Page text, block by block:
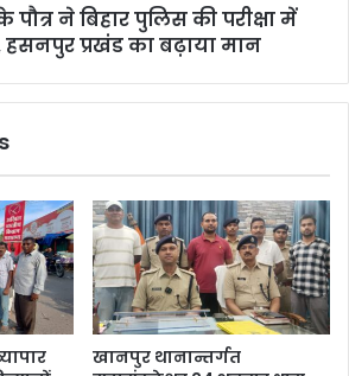
ने बिहार पुलिस की परीक्षा में
हसनपुर प्रखंड का बढ़ाया मान
खानपुर थानान्तर्गत